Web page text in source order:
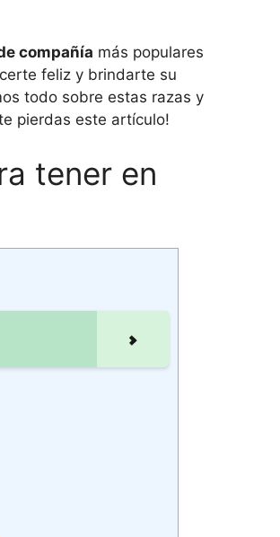
compañía más populares
feliz y brindarte su
todo sobre estas razas y
pierdas este artículo!
tener en